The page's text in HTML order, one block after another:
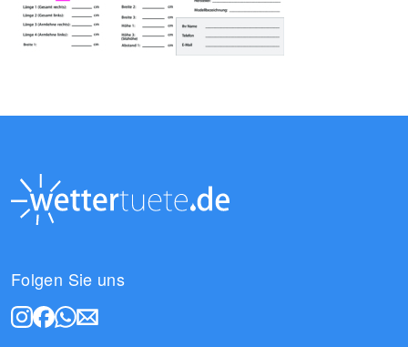
Folgen Sie uns